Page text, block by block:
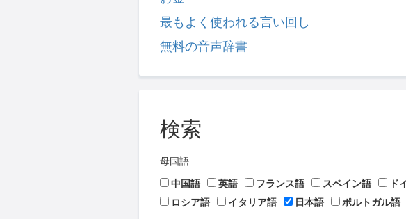
最もよく使われる言い回し
無料の音声辞書
検索
母国語
中国語
英語 フランス語 スペイン語
ド
ロシア語
イタリア語 日本語 ポルトガル語